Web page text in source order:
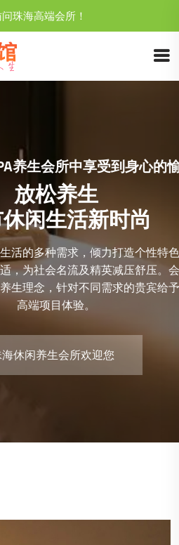
珠海高端会所！
会所中享受到身心的愉悦
松养生
生活新时尚
种需求，倾力打造个性特色空间，
会名流及精英减压舒压。会所独特
，针对不同需求的贵宾给予不同的
项目体验。
养生会所欢迎您